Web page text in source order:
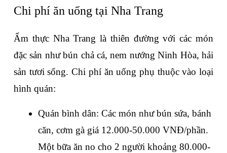
Chi phí ăn uống tại Nha Trang
Ẩm thực Nha Trang là thiên đường với các món
đặc sản như bún chả cá, nem nướng Ninh Hòa, hải
sản tươi sống. Chi phí ăn uống phụ thuộc vào loại
hình quán:
Quán bình dân: Các món như bún sứa, bánh
căn, cơm gà giá 12.000-50.000 VNĐ/phần.
Một bữa ăn no cho 2 người khoảng 80.000-